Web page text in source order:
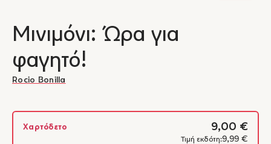
Μινιμόνι: Ώρα για
φαγητό!
Rocio Bonilla
Χαρτόδετο 9,00 €
Τιμή εκδότη:9,99 €